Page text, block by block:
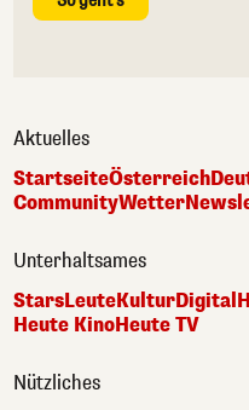
Aktuelles
StartseiteÖsterreich
CommunityWetter
Unterhaltsames
StarsLeuteKulturDigital
Heute KinoHeute TV
Nützliches